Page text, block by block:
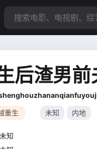
后渣男
重生 未知 内地
未知